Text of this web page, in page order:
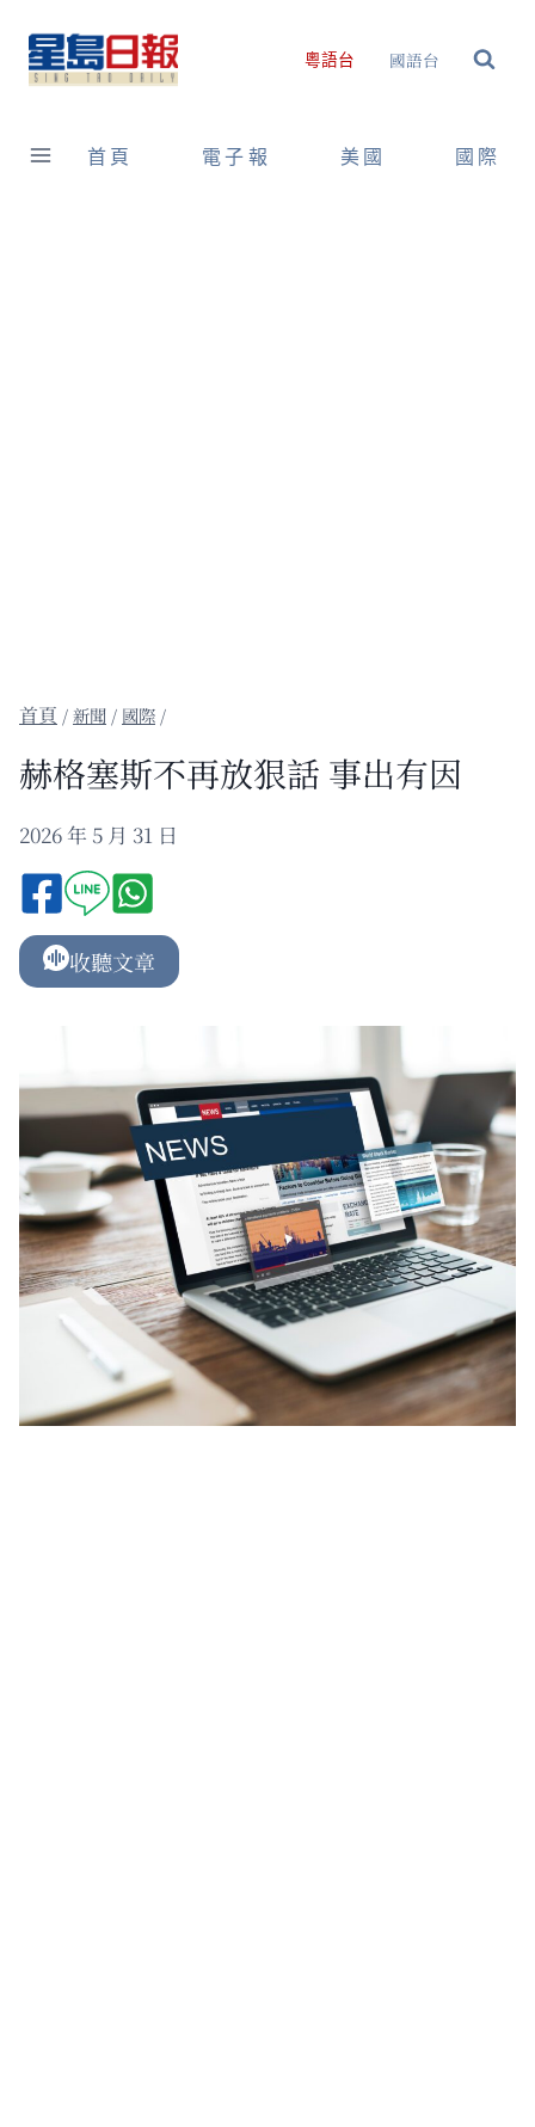
content
粵語台 國語台
首頁 電子報 美國 國際
/新聞 / 國際 /
赫格塞斯不再放狠話 事出有因
2026 年 5 月 31 日
收聽文章